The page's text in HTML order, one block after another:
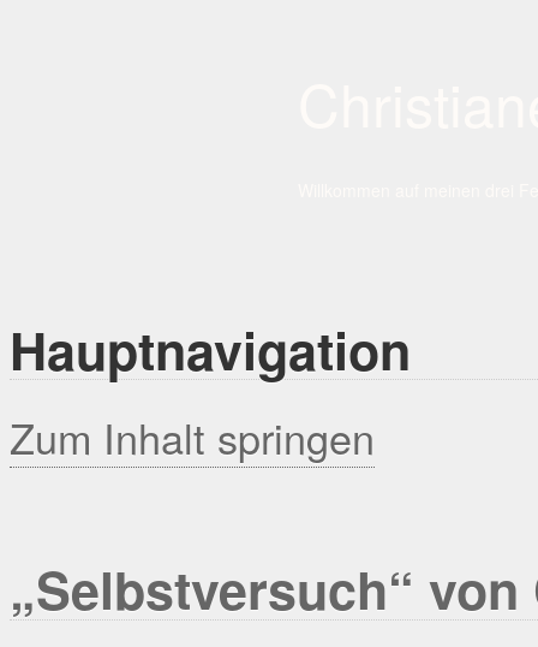
Hauptnavigation
Zum Inhalt springen
„Selbstversuch“